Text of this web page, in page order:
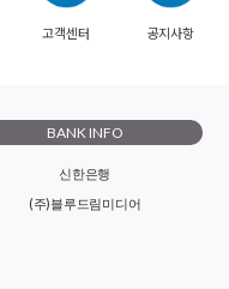
고객센터 공지사항
BANK INFO
신한은행
(주)블루드림미디어